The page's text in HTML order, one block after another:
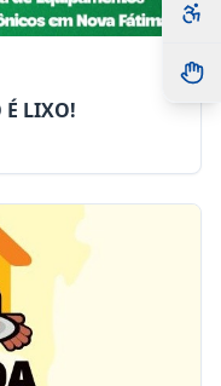
É LIXO!